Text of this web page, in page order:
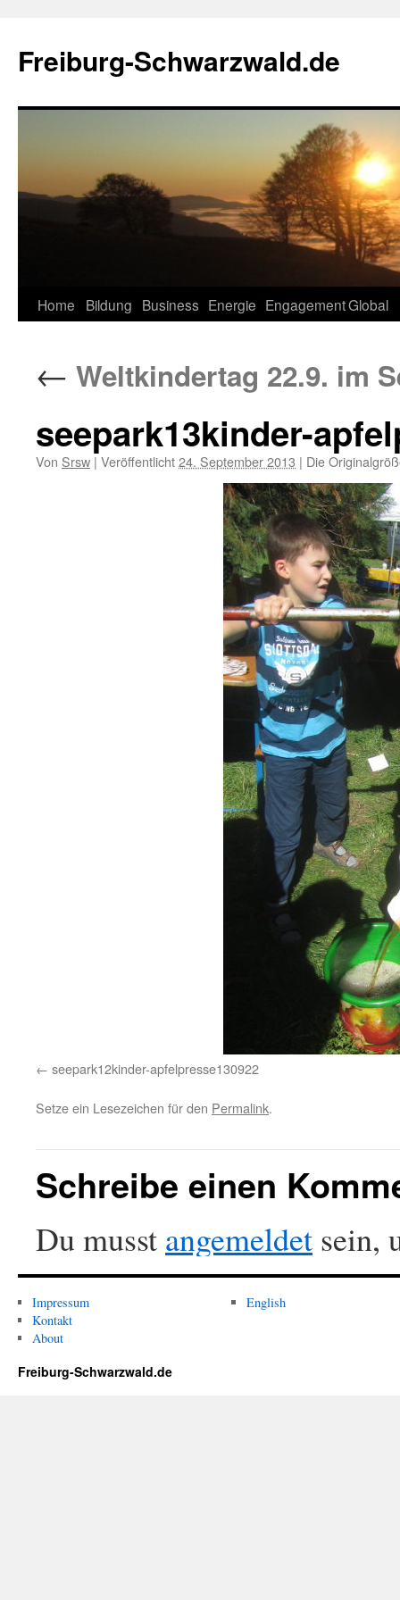
springen
Freiburg-Schwarzwald.de
Home Bildung Business Energie EngagementGlobal
← Weltkindertag 22.9. im
seepark13kinder-
Von Srsw | Veröffentlicht24. September 2013 | Die
seepark12kinder-apfelpresse130922
Setze ein Lesezeichen für den Permalink.
Schreibe einen
Du musst angemeldet sein,
Impressum
Kontakt
About
English
Freiburg-Schwarzwald.de